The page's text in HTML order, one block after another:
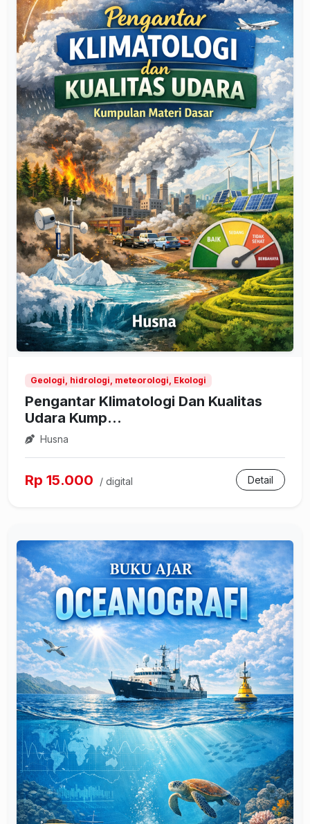
Geologi, hidrologi, meteorologi, Ekologi
Pengantar Klimatologi Dan Kualitas
Udara Kump...
Husna
Rp 15.000 / digital Detail